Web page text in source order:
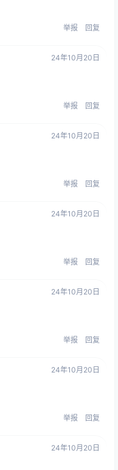
举报 回复
24年10月20日
举报 回复
24年10月20日
举报 回复
24年10月20日
举报 回复
24年10月20日
举报 回复
24年10月20日
举报 回复
24年10月20日